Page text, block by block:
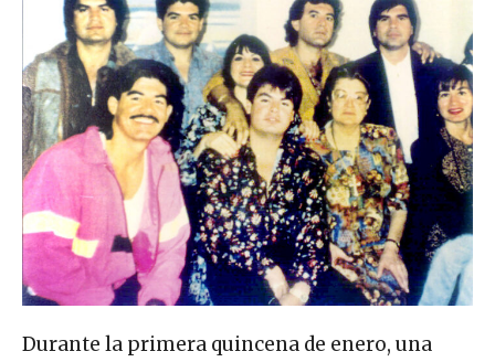
Durante la primera quincena de enero, una